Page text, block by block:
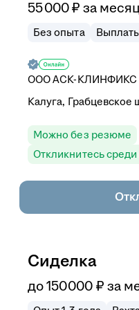
55 000₽ за
Без опыта
ОООАСК-КЛИНФИКС
Калуга, Грабцевское
Можно без резюме
Откликнитесь
Сиделка
до150 000 ₽ за